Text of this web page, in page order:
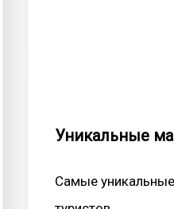
Уникальные
Самые